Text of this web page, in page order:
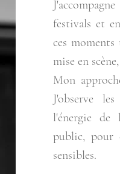
festivals et
ces
mise en
Mon
J'observe
l'énergie de
public, pour
sensibles.